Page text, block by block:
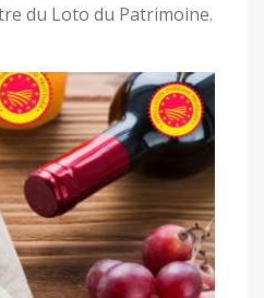
du Loto du Patrimoine.